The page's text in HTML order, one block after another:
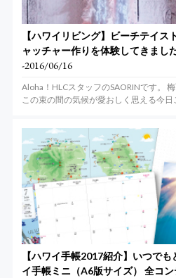
【ハワイリビング】ビーチテイス
ャッチャー作りを体験してきまし
-2016/06/16
Aloha！HLCスタッフのSAORINです。
この束の間の気候が愛おしく思える今日
【ハワイ手帳2017紹介】いつで
イ手帳ミニ（A6版サイズ） 全コ